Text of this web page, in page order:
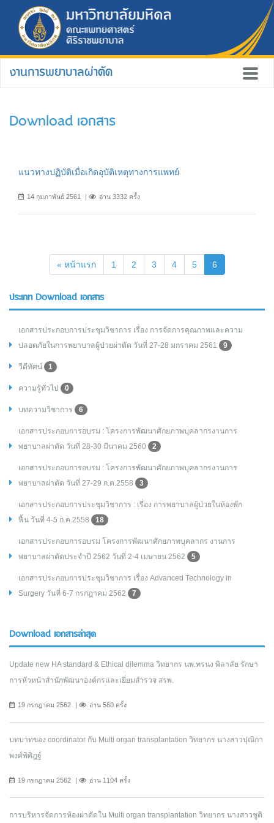
งานการพยาบาลผ่าตัด
Download เอกสาร
แนวทางปฏิบัติเมื่อเกิดอุบัติเหตุทางการแพทย์
14 กุมภาพันธ์ 2561 อ่าน 3332 ครั้ง
« หน้าแรก 1 2 3 4 5 6
ประเภท Download เอกสาร
เอกสารประกอบการประชุมวิชาการ เรื่อง การจัดการคุณภาพและความ
ปลอดภัยในการพยาบาลผู้ป่วยผ่าตัด วันที่ 27-28 มกราคม 2561
9
วีดีทัศน์ 1
ความรู้ทั่วไป 0
บทความวิชาการ 6
เอกสารประกอบการอบรม : โครงการพัฒนาศักยภาพบุคลากรงานการ
พยาบาลผ่าตัด วันที่ 28-30 มีนาคม 2560
2
เอกสารประกอบการอบรม : โครงการพัฒนาศักยภาพบุคลากรงานการ
พยาบาลผ่าตัด วันที่ 27-29 ก.ค.2558
3
เอกสารประกอบการประชุมวิชาการ : เรื่อง การพยาบาลผู้ป่วยในห้องพัก
ฟื้น วันที่ 4-5 ก.ค.2558
18
เอกสารประกอบการอบรม โครงการพัฒนาศักยภาพบุคลากร งานการ
พยาบาลผ่าตัดประจำปี 2562 วันที่ 2-4 เมษายน 2562
5
เอกสารประกอบการประชุมวิชาการ เรื่อง Advanced Technology in
Surgery วันที่ 6-7 กรกฎาคม 2562
7
Download เอกสารล่าสุด
Update new HA standard & Ethical dilemma วิทยากร นพ.ทรนง พิลาลัย รักษา
การหัวหน้าสำนักพัฒนาองค์กรและเยี่ยมสำรวจ สรพ.
19 กรกฎาคม 2562 อ่าน 560 ครั้ง
บทบาทของ coordinator กับ Multi organ transplantation วิทยากร นางสาวปุณิกา
พงศ์พิศิฎฐ์
19 กรกฎาคม 2562 อ่าน 1104 ครั้ง
การบริหารจัดการห้องผ่าตัดใน Multi organ transplantation วิทยากร นางสาวชูติ